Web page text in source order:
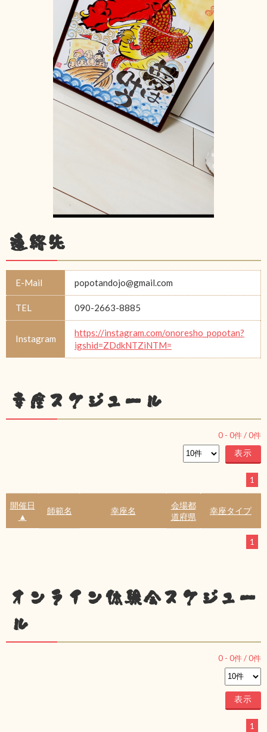
連絡先
E-Mail popotandojo@gmail.com
TEL 090-2663-8885
Instagram
https://instagram.com/onoresho_popotan?
igshid=ZDdkNTZiNTM=
幸座スケジュール
0 - 0件 /0件
1
開催日
▲
師範名 幸座名
会場都
道府県
幸座タイプ
1
オンライン体験会スケジュー
ル
0 - 0件 /0件
1